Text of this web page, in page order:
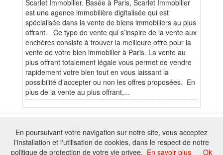
Scarlet Immobilier. Basée à Paris, Scarlet Immobilier
est une agence immobilière digitalisée qui est
spécialisée dans la vente de biens immobiliers au plus
offrant. Ce type de vente qui s’inspire de la vente aux
enchères consiste à trouver la meilleure offre pour la
vente de votre bien immobilier à Paris. La vente au
plus offrant totalement légale vous permet de vendre
rapidement votre bien tout en vous laissant la
possibilité d’accepter ou non les offres proposées. En
plus de la vente au plus offrant,...
FontAwesome
Tous droits réservés - Toute reproduction du contenu de ce site, même
partielle, est interdite sans accord du propriétaire.
En poursuivant votre navigation sur notre site, vous acceptez
l'installation et l'utilisation de cookies, dans le respect de notre
politique de protection de votre vie privee. En savoir plus Ok